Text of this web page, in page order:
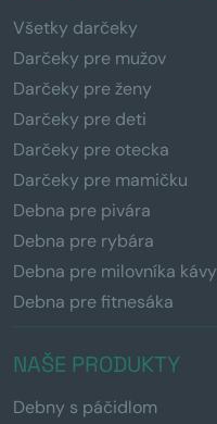
Všetky darčeky
Darčeky pre mužov
Darčeky pre ženy
Darčeky pre deti
Darčeky pre otecka
Darčeky pre mamičku
Debna pre pivára
Debna pre rybára
Debna pre milovníka kávy
Debna pre fitnesáka
NAŠE PRODUKTY
Debny s páčidlom